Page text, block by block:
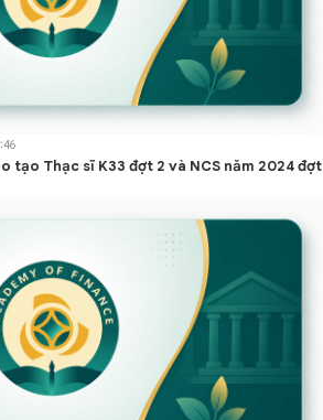
tạo Thạc sĩ K33 đợt 2 và NCS năm 2024 đợt